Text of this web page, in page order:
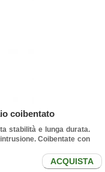
coibentato
stabilità e lunga durata.
Coibentate con
ACQUISTA